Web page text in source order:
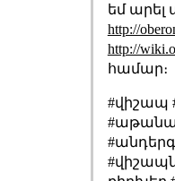
եմ արել
http://
http://
համար։
#վիշապ